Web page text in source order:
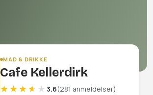
MAD & DRIKKE
Cafe Kellerdirk
3.6(281 anmeldelser)